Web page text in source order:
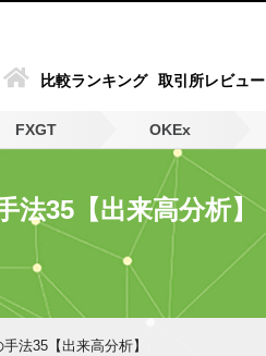
比較ランキング 取引所レビュー
FXGT OKEx
法35【出来高分析】
法35【出来高分析】